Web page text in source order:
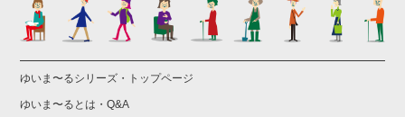
ゆいま〜るシリーズ・トップページ
ゆいま〜るとは・Q&A